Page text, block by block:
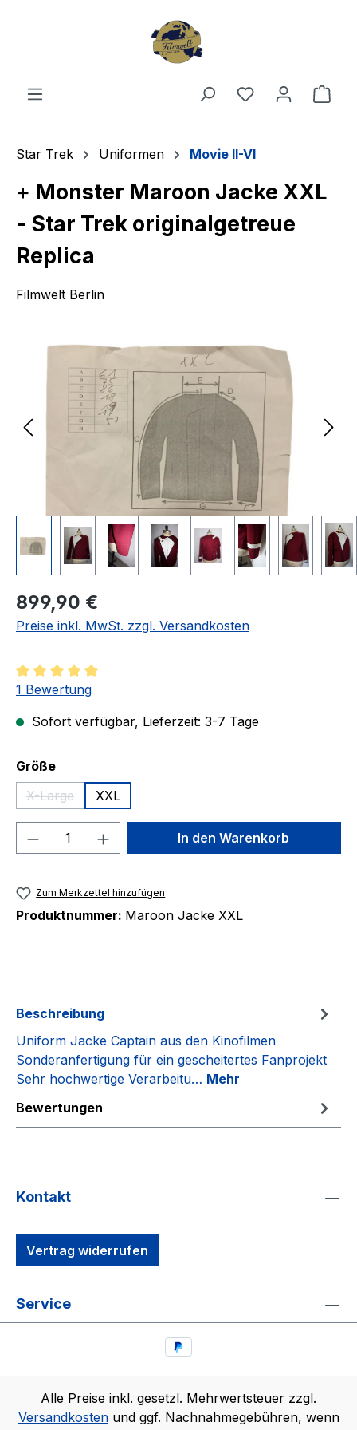
Du hast 0
Star Trek Uniformen Movie II-VI
+ Monster Maroon Jacke XXL
- Star Trek originalgetreue
Replica
Filmwelt Berlin
Regulärer Preis:
899,90 €
Preise inkl. MwSt. zzgl. Versandkosten
Durchschnittliche Bewertung von 5 von 5 Sternen
1 Bewertung
Sofort verfügbar, Lieferzeit: 3-7 Tage
Größeauswählen
X-Large
(Diese Option ist zurzeit nicht verfügbar.)
XXL
Produkt Anzahl: Gib denIn den Warenkorb
Zum Merkzettel hinzufügen
Produktnummer: Maroon Jacke XXL
Beschreibung
Uniform Jacke Captain aus den Kinofilmen
Sonderanfertigung für ein gescheitertes Fanprojekt
Sehr hochwertige Verarbeitu… Mehr
Bewertungen
Kontakt
Vertrag widerrufen
Service
Alle Preise inkl. gesetzl. Mehrwertsteuer zzgl.
Versandkostenund ggf. Nachnahmegebühren, wenn